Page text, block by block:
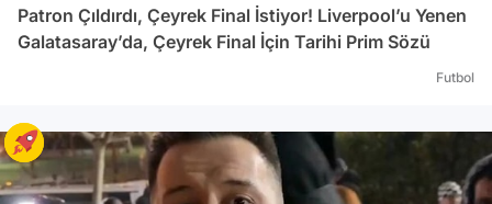
Patron Çıldırdı, Çeyrek Final İstiyor! Liverpool’u Yenen
Galatasaray’da, Çeyrek Final İçin Tarihi Prim Sözü
Futbol